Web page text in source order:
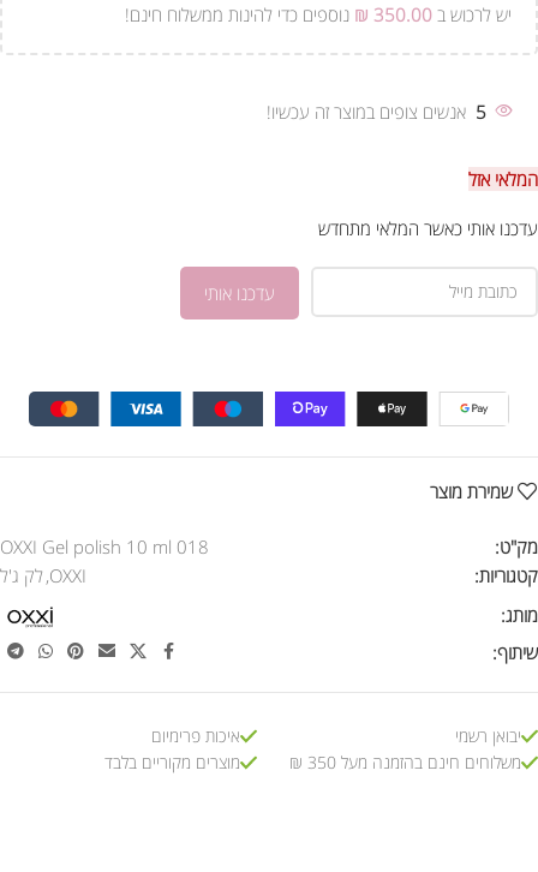
יש לרכוש ב ₪ 350.00 נוספים כדי להינות ממשלוח חינם!
5 אנשים צופים במוצר זה עכשיו!
המלאי אזל
עדכנו אותי כאשר המלאי מתחדש
שמירת מוצר
מק"ט:
OXXI Gel polish 10 ml 018
קטגוריות:
OXXI
, לק ג'ל
מותג:
שיתוף:
יבואן רשמי
משלוחים חינם בהזמנה מעל 350 ₪
איכות פרימיום
מוצרים מקוריים בלבד